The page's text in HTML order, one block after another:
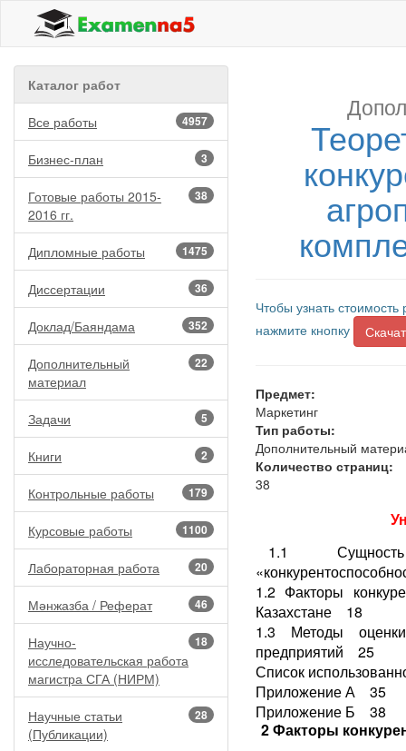
Каталог работ
4957
Все работы
3
Бизнес-план
38
Готовые работы 2015-
2016 гг.
1475
Дипломные работы
36
Диссертации
352
Доклад/Баяндама
22
Дополнительный
материал
5
Задачи
2
Книги
179
Контрольные работы
1100
Курсовые работы
20
Лабораторная работа
46
Мәнжазба / Реферат
18
Научно-
исследовательская работа
магистра СГА (НИРМ)
28
Научные статьи
(Публикации)
Чтобы узнать
нажмите кнопку
Предмет:
Маркетинг
Тип работы:
Дополнительный
Количество страниц:
38
1.1
1.2 Факторы
Казахстане 18
1.3 Методы
предприятий 25
Список
Приложение А 35
Приложение Б 38
2 Факторы